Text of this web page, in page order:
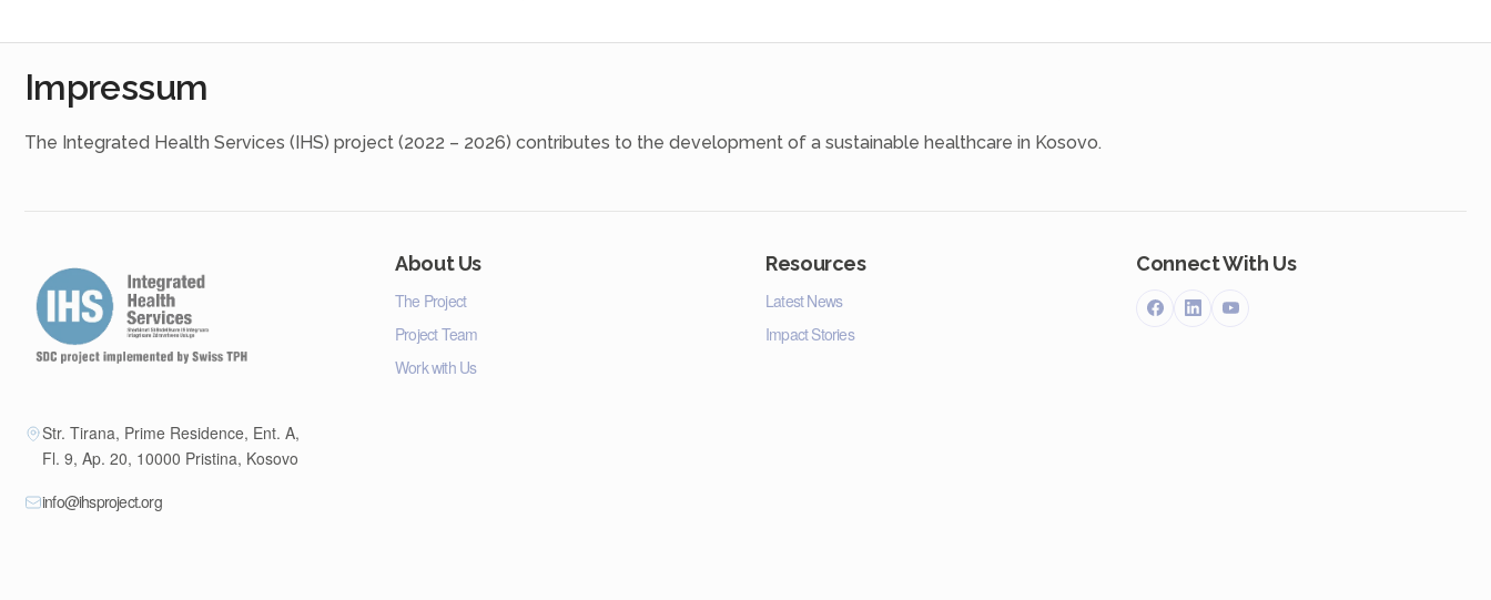
Impressum
The Integrated Health Services (IHS) project (2022 – 2026) contributes to the development of a sustainable healthcare in Kosovo.
Str. Tirana, Prime Residence, Ent. A,
Fl. 9, Ap. 20, 10000 Pristina, Kosovo
info@ihsproject.org
About Us
The Project
Project Team
Work with Us
Resources
Latest News
Impact Stories
Connect With Us